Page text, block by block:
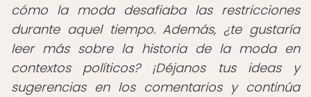
cómo la moda desafiaba las restricciones
durante aquel tiempo.Además, ¿te gustaría
leer más sobre la historia de la moda en
contextos políticos? ¡Déjanos tus ideas y
sugerencias en los comentarios y continúa